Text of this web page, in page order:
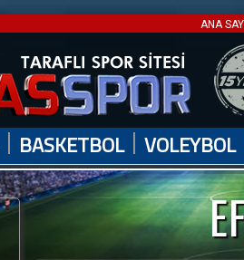
ANA
| BASKETBOL | VOLEYBOL